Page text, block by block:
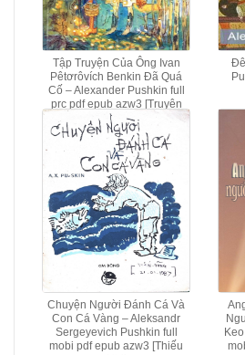
Tập Truyện Của Ông Ivan
Pêtơrôvích Benkin Đã Quá
Cố – Alexander Pushkin full
prc pdf epub azw3 [Truyện
ngắn]
Chuyện Người Đánh Cá Và
Con Cá Vàng – Aleksandr
Sergeyevich Pushkin full
mobi pdf epub azw3 [Thiếu